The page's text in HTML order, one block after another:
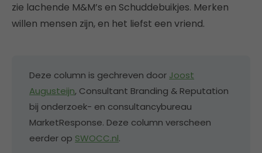
zie lachende M&M’s en Schuddebuikjes. Merken
willen mensen zijn, en het liefst een vriend.
Deze column is gechreven door Joost
Augusteijn, Consultant Branding & Reputation
bij onderzoek- en consultancybureau
MarketResponse. Deze column verscheen
eerder op SWOCC.nl.